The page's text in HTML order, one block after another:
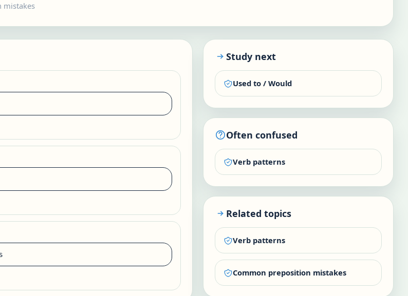
mistakes
Study next
Used to / Would
Often confused
Verb patterns
Related topics
Verb patterns
Common preposition mistakes